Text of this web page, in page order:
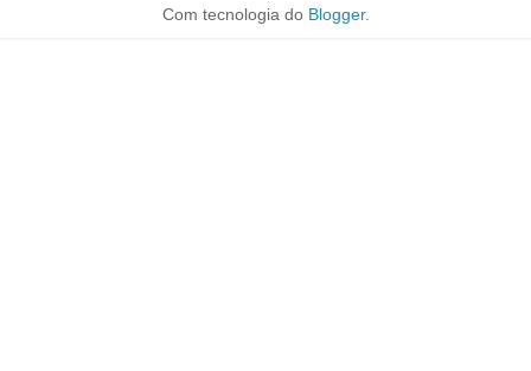
Com tecnologia do Blogger.